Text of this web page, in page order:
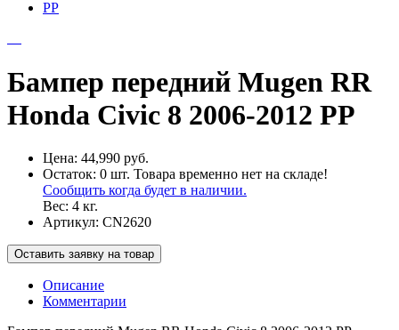
Бампер передний Mugen RR
Honda Civic 8 2006-2012 PP
Цена: 44,990 руб.
Остаток: 0 шт. Товара временно нет на складе!
Сообщить когда будет в наличии.
Вес: 4 кг.
Артикул: CN2620
Оставить заявку на товар
Описание
Комментарии